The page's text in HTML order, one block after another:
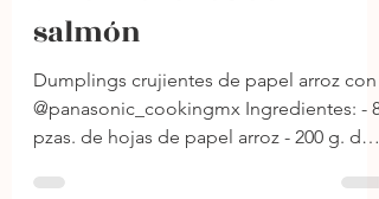
Dumplings de papel
arroz rellenos de
salmón
@panasonic_cookingmx Ingredientes: - 8